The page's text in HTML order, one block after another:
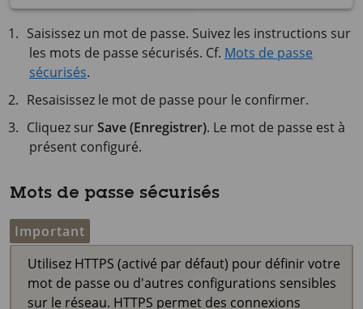
Saisissez un mot de passe. Suivez les instructions sur
les mots de passe sécurisés. Cf. Mots de passe
sécurisés.
Resaisissez le mot de passe pour le confirmer.
Cliquez surSave (Enregistrer). Le mot de passe est à
présent configuré.
Mots de passe sécurisés
Important
Utilisez HTTPS (activé par défaut) pour définir votre
mot de passe ou d'autres configurations sensibles
sur le réseau. HTTPS permet des connexions